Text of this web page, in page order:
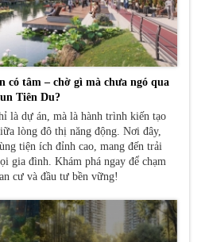
có tâm – chờ gì mà chưa ngó qua
Tiên Du?
là dự án, mà là hành trình kiến tạo
lòng đô thị năng động. Nơi đây,
tiện ích đỉnh cao, mang đến trải
gia đình. Khám phá ngay để chạm
cư và đầu tư bền vững!